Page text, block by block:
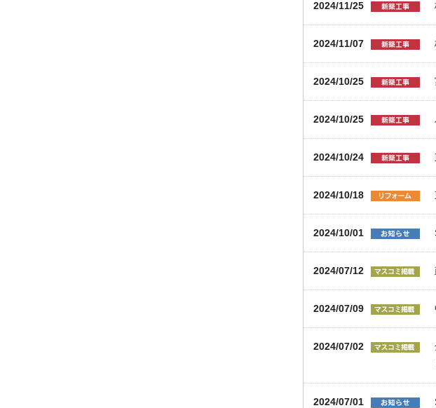
2024/11/25
2024/11/07
2024/10/25
2024/10/25
2024/10/24
2024/10/18
2024/10/01
2024/07/12
2024/07/09
2024/07/02
2024/07/01